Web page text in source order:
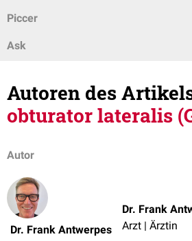
Piccer
Ask
Autoren des
obturator lateralis
Autor
Dr. Frank Antwerpes
Dr. Frank
Arzt | Ärztin